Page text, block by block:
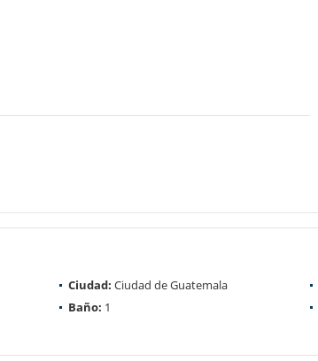
Ciudad: Ciudad de Guatemala
Baño: 1